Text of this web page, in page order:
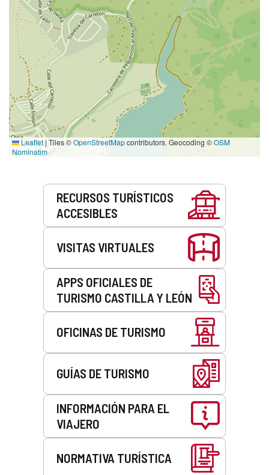
Leaflet | Tiles ©OpenStreetMapcontributors. Geocoding ©OSM
Nominatim
RECURSOS TURÍSTICOS
ACCESIBLES
VISITAS VIRTUALES
APPS OFICIALES DE
TURISMO CASTILLA Y LEÓN
OFICINAS DE TURISMO
GUÍAS DE TURISMO
INFORMACIÓN PARA EL
VIAJERO
NORMATIVA TURÍSTICA